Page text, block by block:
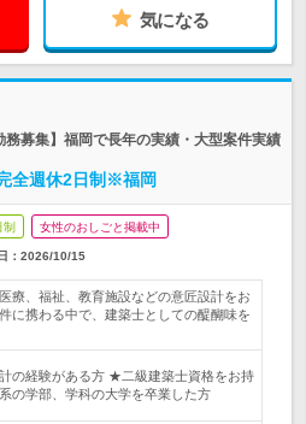
気になる
募集】福岡で長年の実績・大型案件実績
全週休2日制※福岡
女性のおしごと掲載中
： 2026/10/15
療、福祉、教育施設などの意匠設計をお
に携わる中で、建築士としての醍醐味を
の経験がある方 ★二級建築士資格をお持
の学部、学科の大学を卒業した方